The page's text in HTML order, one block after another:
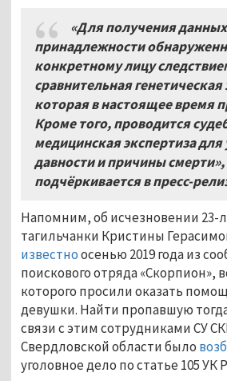
«Для получения
принадлежности
конкретному лицу
сравнительная генетическая
которая в настоящее время
Кроме того, проводится
медицинская экспертиза для
давности и причины
подчёркивается в пресс-
Напомним, об исчезновении 23-
тагильчанки Кристины
известноосенью 2019 года из
поискового отряда «Скорпион»,
которого просили оказать
девушки. Найти пропавшую
связи с этим сотрудниками СУ
Свердловской области было
уголовное дело по статье 105 УК